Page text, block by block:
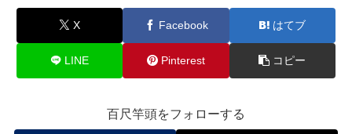
k
n
X Facebook はてブ
LINE Pinterest コピー
百尺竿頭をフォローする